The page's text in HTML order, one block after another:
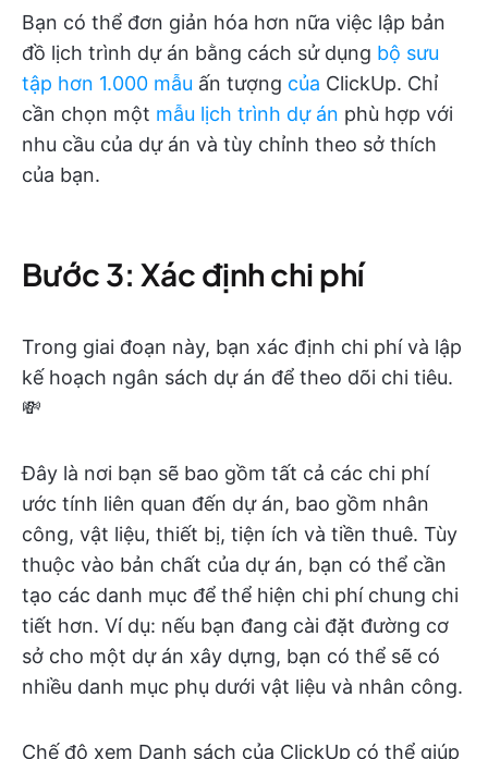
Bạn có thể đơn giản hóa hơn nữa việc lập bản
đồ lịch trình dự án bằng cách sử dụng bộ sưu
tập hơn 1.000 mẫu ấn tượng của ClickUp. Chỉ
cần chọn một mẫu lịch trình dự án phù hợp với
nhu cầu của dự án và tùy chỉnh theo sở thích
của bạn.
Bước 3: Xác định chi phí
Trong giai đoạn này, bạn xác định chi phí và lập
kế hoạch ngân sách dự án để theo dõi chi tiêu.
💸
Đây là nơi bạn sẽ bao gồm tất cả các chi phí
ước tính liên quan đến dự án, bao gồm nhân
công, vật liệu, thiết bị, tiện ích và tiền thuê. Tùy
thuộc vào bản chất của dự án, bạn có thể cần
tạo các danh mục để thể hiện chi phí chung chi
tiết hơn. Ví dụ: nếu bạn đang cài đặt đường cơ
sở cho một dự án xây dựng, bạn có thể sẽ có
nhiều danh mục phụ dưới vật liệu và nhân công.
Chế độ xem Danh sách của ClickUp có thể giúp